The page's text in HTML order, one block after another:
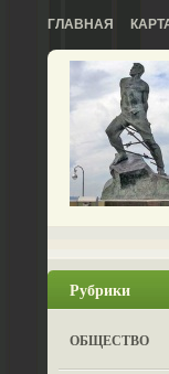
ГЛАВНАЯ
Рубрики
ОБЩЕСТВО